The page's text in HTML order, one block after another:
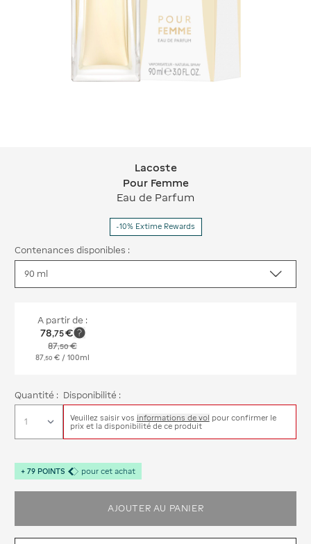
Lacoste Pour Femme
Lacoste
Pour Femme
Eau de Parfum
-10% Extime Rewards
Contenances disponibles :
A partir de :
78,75€
87,50€
87 50 € / 100ml
Quantité : Disponibilité :
Veuillez saisir vos informations de vol pour confirmer le
prix et la disponibilité de ce produit
+ 79 POINTS pour cet achat
AJOUTER AU PANIER